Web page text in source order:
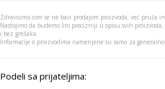
Zdravisimo.com se ne bavi prodajom proizvoda, već
Nastojimo da budemo što precizniji u opisu svih
i bez grešaka.
Informacije o proizvodima namenjene su samo za
Podeli sa prijateljima: